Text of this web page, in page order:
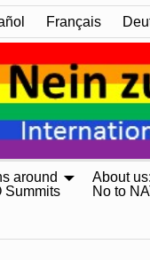
Français
around
Summits
About us:
No to